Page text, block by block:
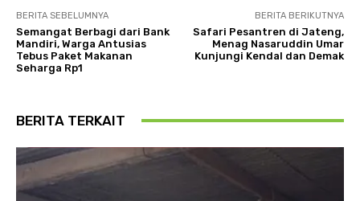
BERITA SEBELUMNYA
Semangat Berbagi dari Bank
Mandiri, Warga Antusias
Tebus Paket Makanan
Seharga Rp1
BERITA BERIKUTNYA
Safari Pesantren di Jateng,
Menag Nasaruddin Umar
Kunjungi Kendal dan Demak
BERITA TERKAIT